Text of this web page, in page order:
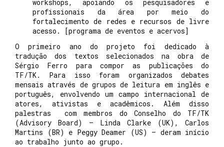
workshops, apoiando os pesquisadores e
profissionais da área por meio do
fortalecimento de redes e recursos de livre
acesso. [programa de eventos e acervos]
O primeiro ano do projeto foi dedicado à
tradução dos textos selecionados na obra de
Sérgio Ferro para compor as publicações do
TF/TK. Para isso foram organizados debates
mensais através de grupos de leitura em inglês e
português, envolvendo um campo internacional de
atores, ativistas e acadêmicos. Além disso
palestras com membros do Conselho do TF/TK
(Advisory Board) – Linda Clarke (UK), Carlos
Martins (BR) e Peggy Deamer (US) – deram início
ao trabalho junto ao grupo.